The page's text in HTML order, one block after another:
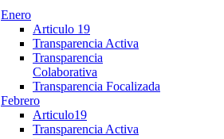
Enero
Articulo 19
Transparencia Activa
Transparencia
Colaborativa
Transparencia Focalizada
Febrero
Articulo19
Transparencia Activa